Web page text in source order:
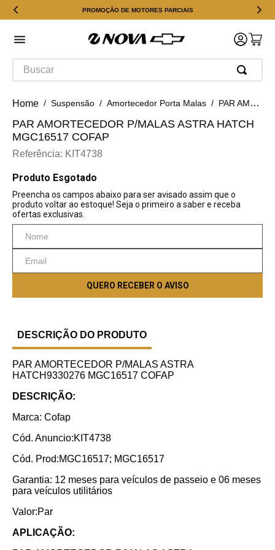
PROMOÇÃO DE MOTORES PARCIAIS
Buscar
Suspensão Amortecedor Porta Malas PAR AMORTECEDOR P/MALAS ASTRA HATCH MGC16517 COFAP
PAR AMORTECEDOR P/MALAS ASTRA HATCH
MGC16517 COFAP
Referência: KIT4738
DESCRIÇÃO DO PRODUTO
PAR AMORTECEDOR P/MALAS ASTRA
HATCH9330276 MGC16517 COFAP
DESCRIÇÃO:
Marca: Cofap
Cód. Anuncio:KIT4738
Cód. Prod:MGC16517; MGC16517
Garantia: 12 meses para veículos de passeio e 06 meses
para veículos utilitários
Valor:Par
APLICAÇÃO: